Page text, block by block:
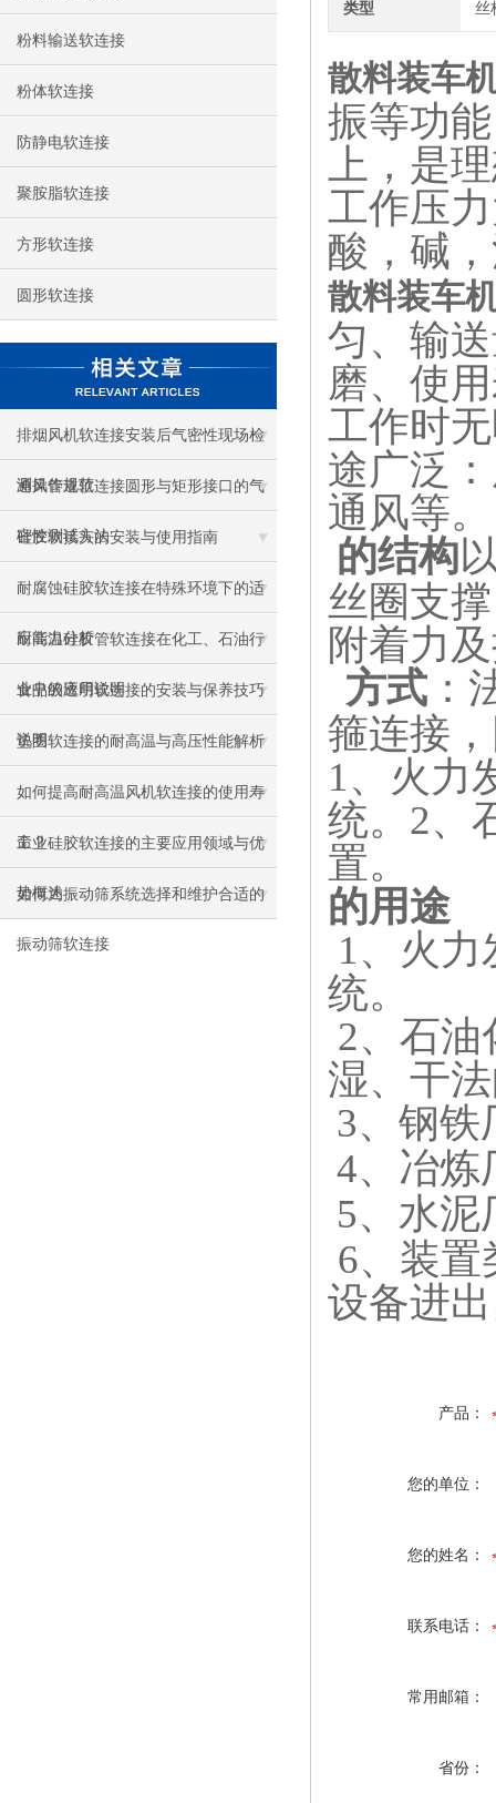
粉料输送软连接
粉体软连接
防静电软连接
聚胺脂软连接
方形软连接
圆形软连接
排烟风机软连接安装后气密性现场检
测操作规范
通风管道软连接圆形与矩形接口的气
密性测试方法
硅胶软接头的安装与使用指南
耐腐蚀硅胶软连接在特殊环境下的适
应能力分析
耐高温硅胶管软连接在化工、石油行
业中的应用说明
食品级透明软连接的安装与保养技巧
说明
垫圈软连接的耐高温与高压性能解析
如何提高耐高温风机软连接的使用寿
命？
工业硅胶软连接的主要应用领域与优
势概述
如何为振动筛系统选择和维护合适的
振动筛软连接
类型 丝
散料装车
振等功
上，是
工作压
酸，碱
散料装车
匀、输
磨、使
工作时
途广泛
通风等。
的结构
丝圈支
附着力
方式 ：
箍连接
1、火力
统。2、
置。
的用途
1、火
统。
2、石油
湿、干
3、钢铁
4、冶炼
5、水泥
6、装置
设备进
产品：
您的单位：
您的姓名：
联系电话：
常用邮箱：
省份：